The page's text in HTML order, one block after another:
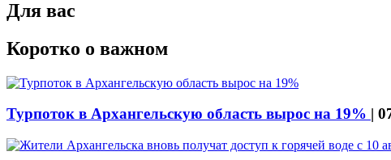
Для вас
Коротко о важном
Турпоток в Архангельскую область вырос на 19% |